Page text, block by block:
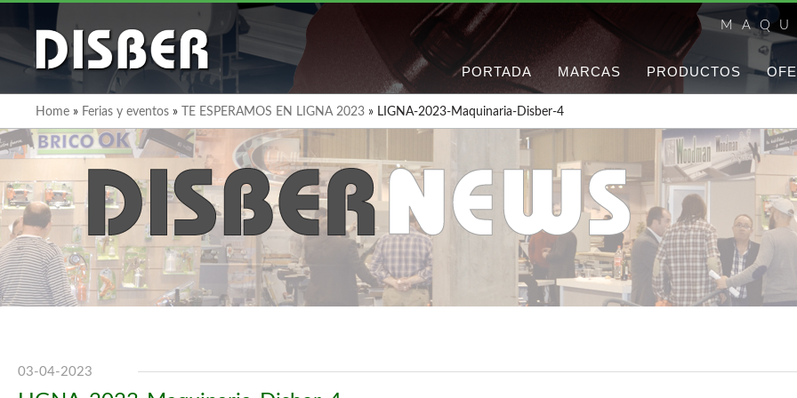
PORTADA MARCAS PRODUCTOS
Home » Ferias y eventos » TE ESPERAMOS EN LIGNA 2023 » LIGNA-2023-Maquinaria-Disber-4
03-04-2023